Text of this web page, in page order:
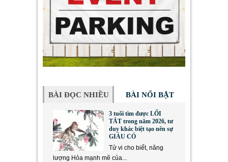
BÀI ĐỌC NHIỀU BÀI NỔI BẬT
3 tuổi tìm được LỐI
TẮT trong năm 2026, tư
duy khác biệt tạo nên sự
GIÀU CÓ
Tử vi cho biết, năng
lượng Hỏa mạnh mẽ của...